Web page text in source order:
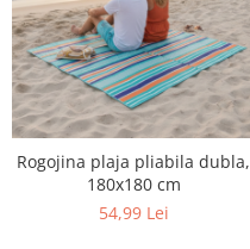
Rogojina plaja pliabila dubla,
180x180 cm
54,99 Lei